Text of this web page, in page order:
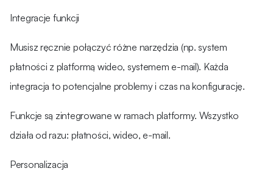
Integracje funkcji
Musisz ręcznie połączyć różne narzędzia (np. system
płatności z platformą wideo, systemem e-mail). Każda
integracja to potencjalne problemy i czas na konfigurację.
Funkcje są zintegrowane w ramach platformy. Wszystko
działa od razu: płatności, wideo, e-mail.
Personalizacja